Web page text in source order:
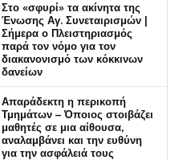
Στο «σφυρί» τα ακίνητα της
Ένωσης Αγ. Συνεταιρισμών |
Σήμερα ο Πλειστηριασμός
παρά τον νόμο για τον
διακανονισμό των κόκκινων
δανείων
Απαράδεκτη η περικοπή
Τμημάτων – Όποιος στοιβάζει
μαθητές σε μια αίθουσα,
αναλαμβάνει και την ευθύνη
για την ασφάλειά τους